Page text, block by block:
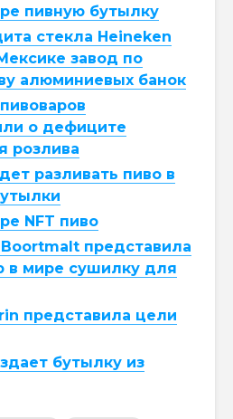
пивную бутылку
стекла Heineken
завод по
алюминиевых банок
о дефиците
розлива
разливать пиво в
NFT пиво
представила
в мире сушилку для
представила цели
бутылку из